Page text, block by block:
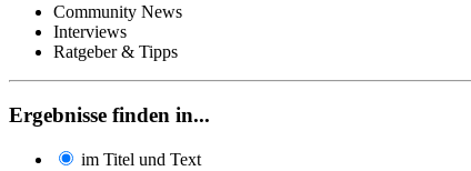
Community News
Interviews
Ratgeber & Tipps
Ergebnisse finden in...
im Titel und Text